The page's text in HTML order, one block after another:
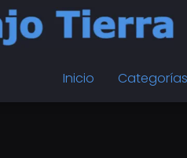
Inicio Categorías